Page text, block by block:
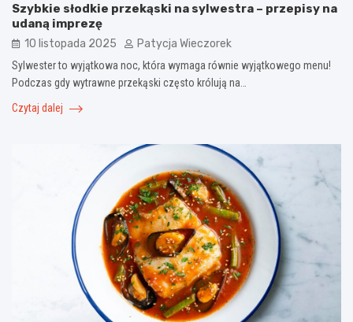
Szybkie słodkie przekąski na sylwestra – przepisy na
udaną imprezę
10 listopada 2025 Patycja Wieczorek
Sylwester to wyjątkowa noc, która wymaga równie wyjątkowego menu!
Podczas gdy wytrawne przekąski często królują na…
Czytaj dalej